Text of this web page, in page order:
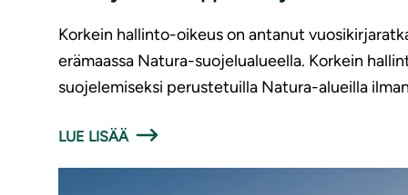
Korkein hallinto-oikeus on antanut
erämaassa Natura-suojelualueella. Korkein
suojelemiseksi perustetuilla Natura-alueilla
LUE LISÄÄ